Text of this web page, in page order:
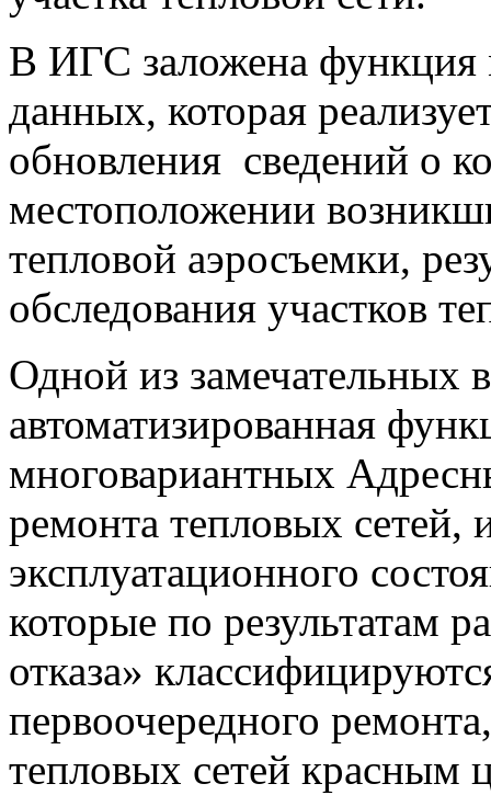
В ИГС заложена функция
данных, которая
обновления сведений о
местоположении
тепловой аэросъемки,
обследования участков
Одной из замечательных
автоматизированная
многовариантных
ремонта тепловых сетей,
эксплуатационного
которые по результатам
отказа»
первоочередного
тепловых сетей красным